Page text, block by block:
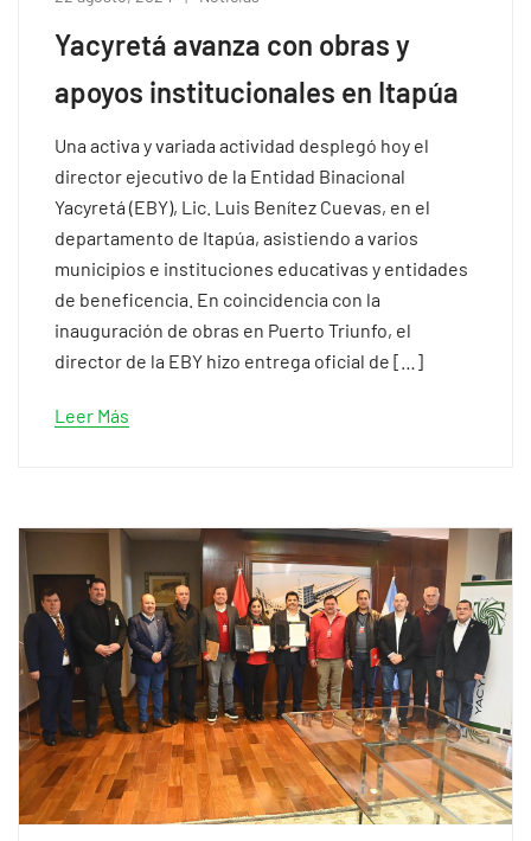
Yacyretá avanza con obras y
apoyos institucionales en Itapúa
Una activa y variada actividad desplegó hoy el
director ejecutivo de la Entidad Binacional
Yacyretá (EBY), Lic. Luis Benítez Cuevas, en el
departamento de Itapúa, asistiendo a varios
municipios e instituciones educativas y entidades
de beneficencia. En coincidencia con la
inauguración de obras en Puerto Triunfo, el
director de la EBY hizo entrega oficial de […]
Leer Más